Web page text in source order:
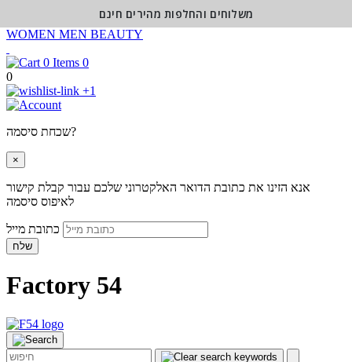
WOMEN MEN BEAUTY
0
0
+1
שכחת סיסמה?
×
אנא הזינו את כתובת הדואר האלקטרוני שלכם עבור קבלת קישור
לאיפוס סיסמה
שלח
Factory 54
משלוחים והחלפות מהירים חינם